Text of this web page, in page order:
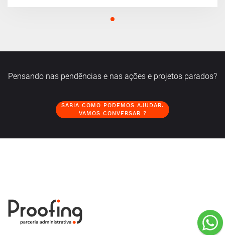
Pensando nas pendências e nas ações e projetos parados?
SABIA COMO PODEMOS AJUDAR.
VAMOS CONVERSAR ?